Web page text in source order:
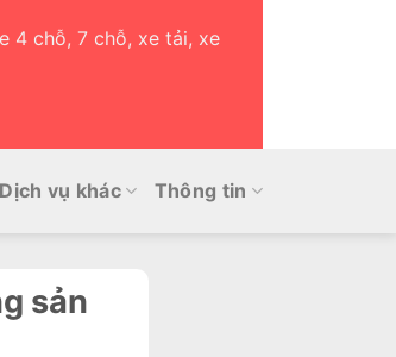
4 chỗ, 7 chỗ, xe tải, xe
Dịch vụ khác Thông tin
sản